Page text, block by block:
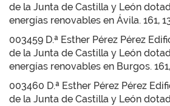
de la Junta de Castilla y León
energías renovables en Ávila. 161,
003459 D.ª Esther Pérez Pérez
de la Junta de Castilla y León
energías renovables en Burgos.
003460 D.ª Esther Pérez Pérez
de la Junta de Castilla y León